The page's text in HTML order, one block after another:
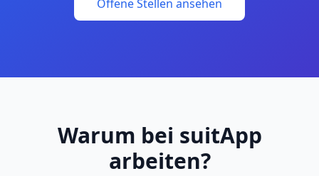
Offene Stellen ansehen
Warum bei suitApp
arbeiten?